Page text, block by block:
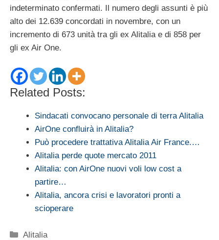
indeterminato confermati. Il numero degli assunti è più
alto dei 12.639 concordati in novembre, con un
incremento di 673 unità tra gli ex Alitalia e di 858 per
gli ex Air One.
Related Posts:
Sindacati convocano personale di terra Alitalia
AirOne confluirà in Alitalia?
Può procedere trattativa Alitalia Air France.…
Alitalia perde quote mercato 2011
Alitalia: con AirOne nuovi voli low cost a
partire…
Alitalia, ancora crisi e lavoratori pronti a
scioperare
Categorie
Alitalia